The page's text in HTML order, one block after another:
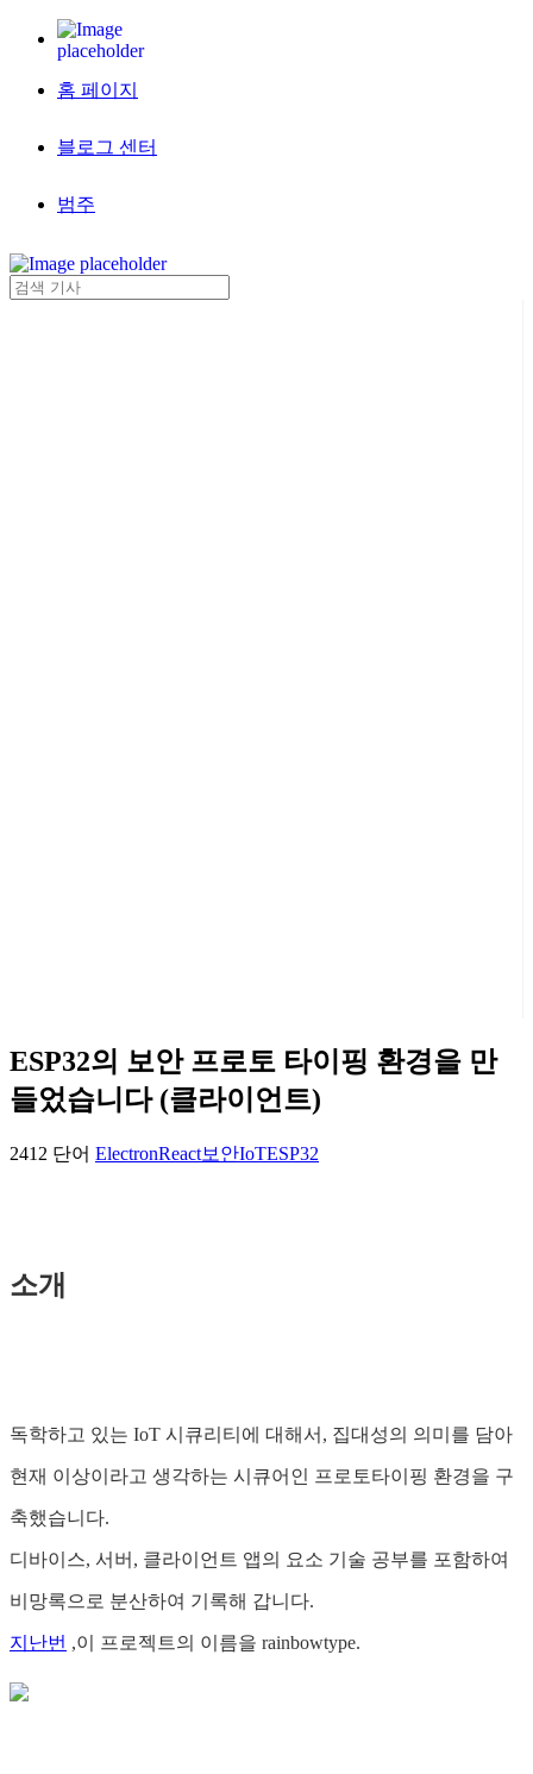
홈 페이지
블로그 센터
범주
ESP32의 보안 프로토 타이핑 환경을 만
들었습니다 (클라이언트)
2412 단어 ElectronReact보안IoTESP32
소개
독학하고 있는 IoT 시큐리티에 대해서, 집대성의 의미를 담아
현재 이상이라고 생각하는 시큐어인 프로토타이핑 환경을 구
축했습니다.
디바이스, 서버, 클라이언트 앱의 요소 기술 공부를 포함하여
비망록으로 분산하여 기록해 갑니다.
지난번 ,이 프로젝트의 이름을 rainbowtype.